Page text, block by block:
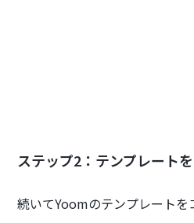
ステップ2：テンプレート
続いてYoomのテンプレートを